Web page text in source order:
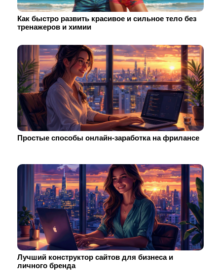
Как быстро развить красивое и сильное тело без
тренажеров и химии
Простые способы онлайн-заработка на фрилансе
Лучший конструктор сайтов для бизнеса и
личного бренда